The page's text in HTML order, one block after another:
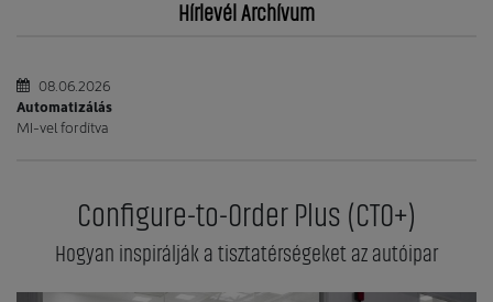
Hírlevél Archívum
08.06.2026
Automatizálás
MI-vel fordítva
Configure-to-Order Plus (CTO+)
Hogyan inspirálják a tisztatérségeket az autóipar